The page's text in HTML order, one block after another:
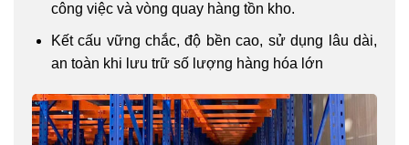
công việc và vòng quay hàng tồn kho.
Kết cấu vững chắc, độ bền cao, sử dụng lâu dài,
an toàn khi lưu trữ số lượng hàng hóa lớn